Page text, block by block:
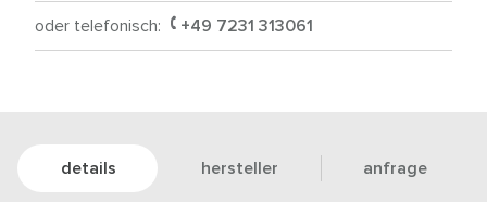
oder telefonisch: +49 7231 313061
details hersteller anfrage